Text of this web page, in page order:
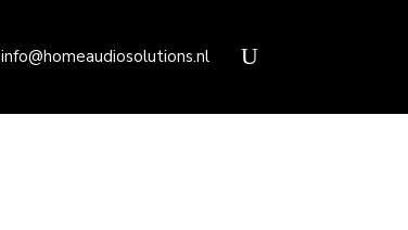
info@homeaudiosolutions.nl